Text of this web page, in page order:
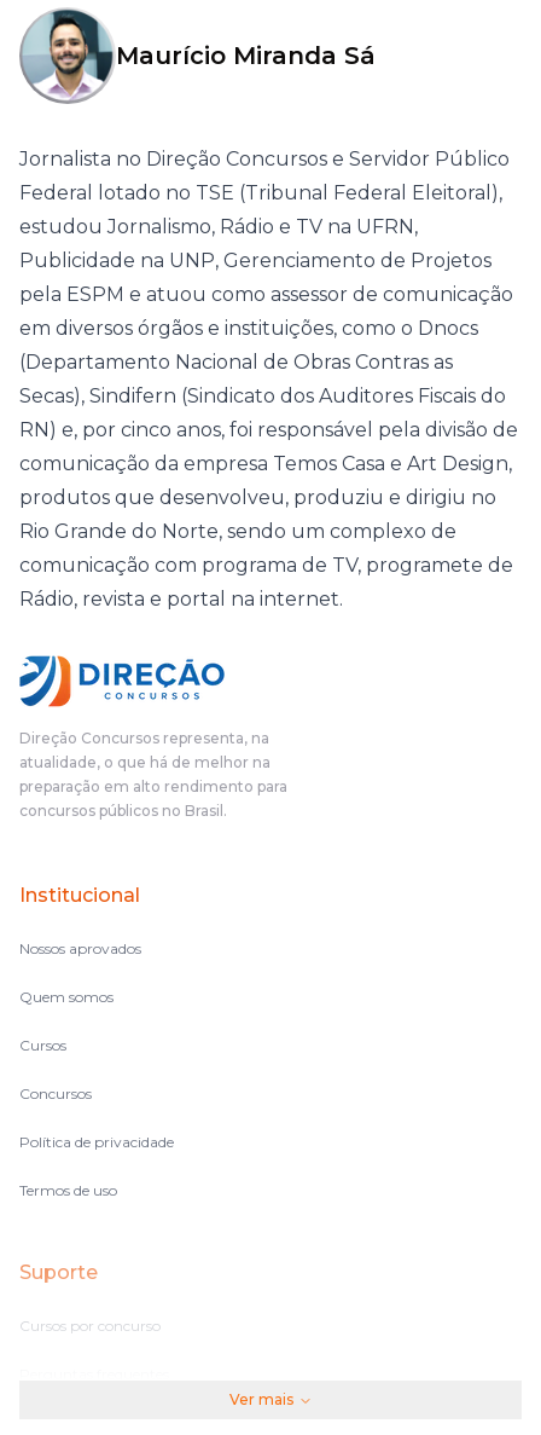
Maurício Miranda Sá
Jornalista no Direção Concursos e Servidor Público
Federal lotado no TSE (Tribunal Federal Eleitoral),
estudou Jornalismo, Rádio e TV na UFRN,
Publicidade na UNP, Gerenciamento de Projetos
pela ESPM e atuou como assessor de comunicação
em diversos órgãos e instituições, como o Dnocs
(Departamento Nacional de Obras Contras as
Secas), Sindifern (Sindicato dos Auditores Fiscais do
RN) e, por cinco anos, foi responsável pela divisão de
comunicação da empresa Temos Casa e Art Design,
produtos que desenvolveu, produziu e dirigiu no
Rio Grande do Norte, sendo um complexo de
comunicação com programa de TV, programete de
Rádio, revista e portal na internet.
Direção Concursos representa, na
atualidade, o que há de melhor na
preparação em alto rendimento para
concursos públicos no Brasil.
Institucional
Nossos aprovados
Quem somos
Cursos
Concursos
Política de privacidade
Termos de uso
Suporte
Cursos por concurso
Ver mais